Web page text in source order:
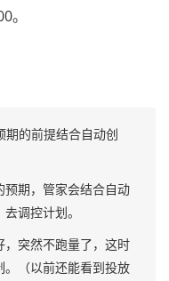
期的前提结合自动创
期，管家会结合自动
调控计划。
突然不跑量了，这时
（以前还能看到投放